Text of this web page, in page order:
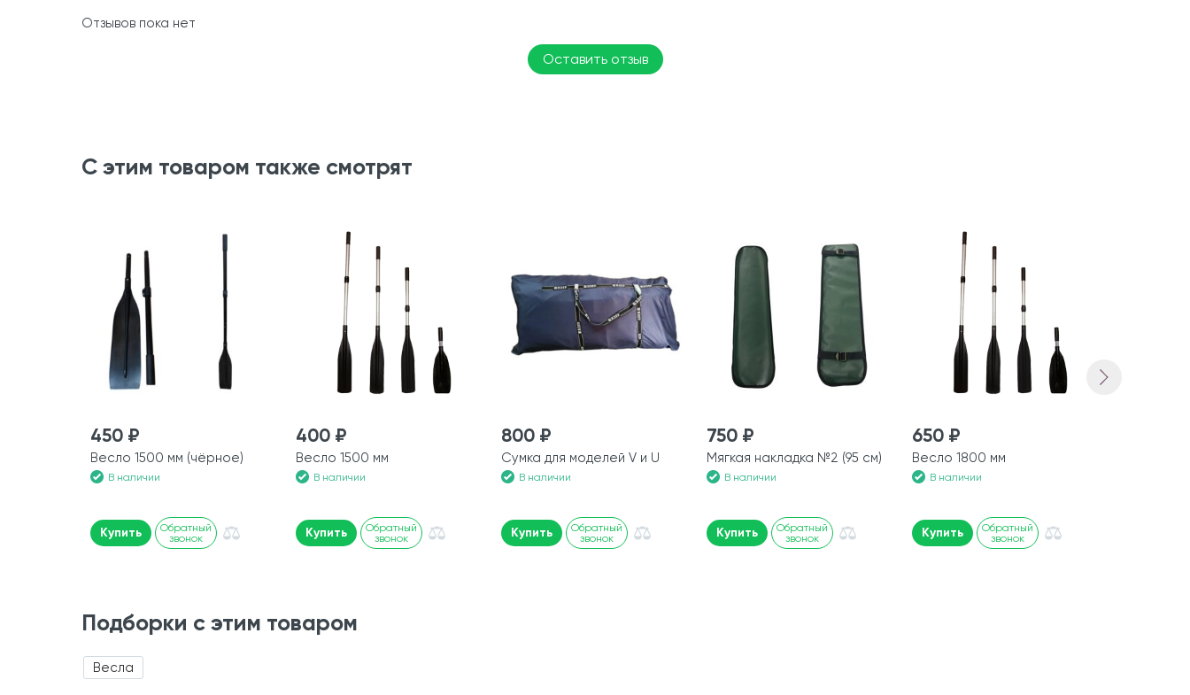
Отзывов пока нет
Оставить отзыв
С этим товаром также смотрят
450 ₽
Весло 1500 мм (чёрное)
В наличии
Купить
Обратный
звонок
400 ₽
Весло 1500 мм
В наличии
Купить
Обратный
звонок
800 ₽
Сумка для моделей V и U
В наличии
Купить
Обратный
звонок
750 ₽
Мягкая накладка №2 (95 см)
В наличии
Купить
Обратный
звонок
650 ₽
Весло 1800 мм
В наличии
Купить
Обратный
звонок
Подборки с этим товаром
Весла